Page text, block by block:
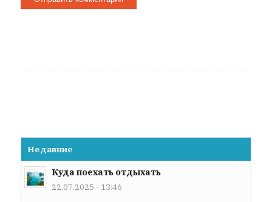
Недавние
Куда поехать отдыхать
22.07.2025 - 13:46